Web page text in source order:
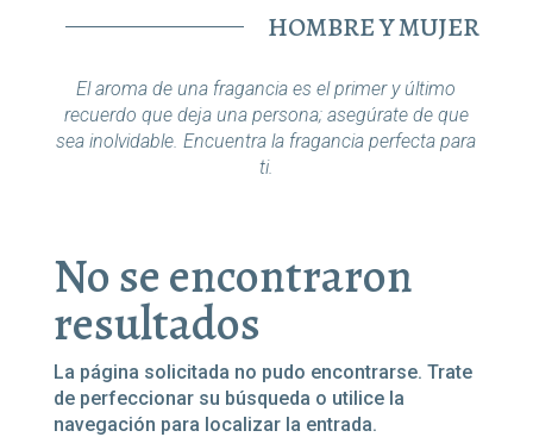
ESENCIAS
HOMBRE Y MUJER
El aroma de una fragancia es el primer y último
recuerdo que deja una persona; asegúrate de que
sea inolvidable. Encuentra la fragancia perfecta para
ti.
No se encontraron
resultados
La página solicitada no pudo encontrarse. Trate
de perfeccionar su búsqueda o utilice la
navegación para localizar la entrada.